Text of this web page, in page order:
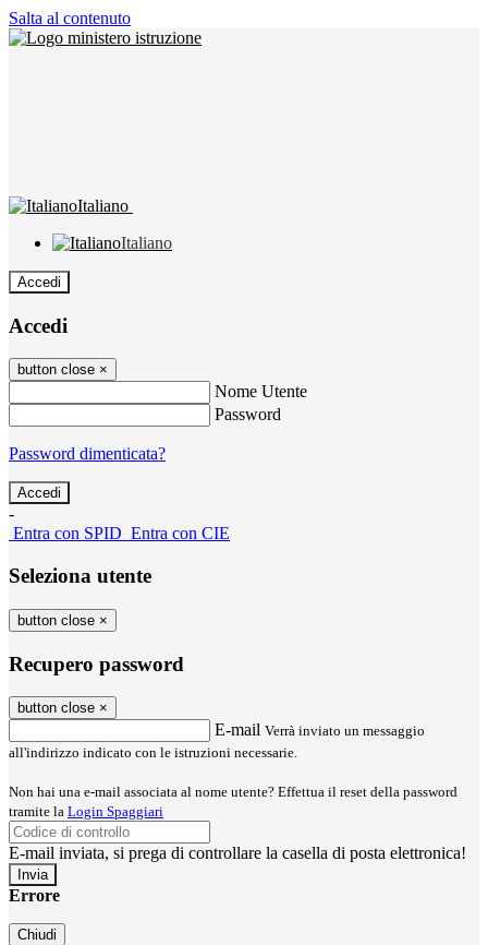
Salta al contenuto
Italiano
Italiano
Accedi
Accedi
button close ×
Nome Utente
Password
Password dimenticata?
-
Entra con SPID Entra con CIE
Seleziona utente
button close ×
Recupero password
button close ×
E-mail Verrà inviato un messaggio
all'indirizzo indicato con le istruzioni necessarie.
Non hai una e-mail associata al nome utente? Effettua il reset della password
tramite la Login Spaggiari
E-mail inviata, si prega di controllare la casella di posta elettronica!
Errore
Chiudi